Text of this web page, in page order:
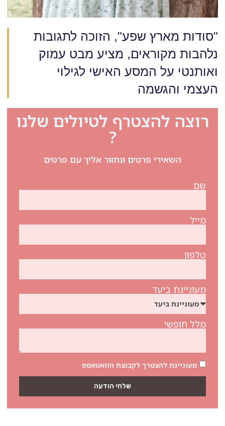
"סודות מארץ שפע", הזוכה לתגובות
נלהבות מקוראים, מציע מבט עמוק
ואותנטי על המסע האישי לגילוי
העצמי והגשמה
רוצה להצטרף לטיולים שלנו
?
השאירי פרטים ונחזור אליך עם פרטים
שם
מייל
טלפון
מעוניינת ביעד
מלל חופשי
מעוניינת להצטרך לקבוצת הוואטאספ
שלחי הודעה